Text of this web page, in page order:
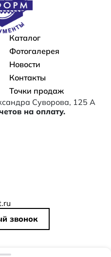
Каталог
Фотогалерея
Новости
Контакты
Точки продаж
Суворова, 125 А
на оплату.
звонок